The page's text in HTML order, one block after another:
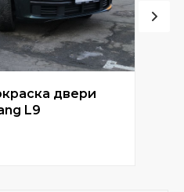
двери
L9